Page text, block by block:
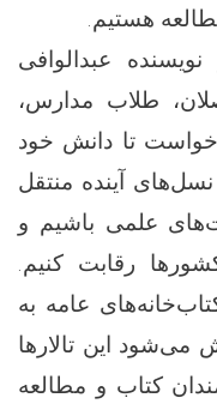
هستیم.
عبدالوافی
طلاب مدارس،
خواست تا دانش خود
آینده منتقل
علمی باشیم و
رقابت کنیم.
عامه به
می‌شود این تالارها
کتاب و مطالعه